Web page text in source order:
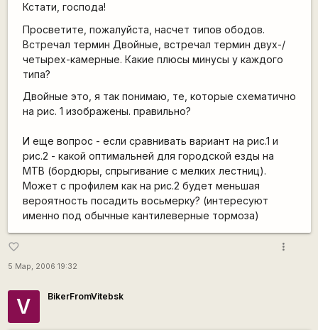
Кстати, господа!
Просветите, пожалуйста, насчет типов ободов.
Встречал термин Двойные, встречал термин двух-/
четырех-камерные. Какие плюсы минусы у каждого
типа?
Двойные это, я так понимаю, те, которые схематично
на рис. 1 изображены. правильно?
И еще вопрос - если сравнивать вариант на рис.1 и
рис.2 - какой оптимальней для городской езды на
МТВ (бордюры, спрыгивание с мелких лестниц).
Может с профилем как на рис.2 будет меньшая
вероятность посадить восьмерку? (интересуют
именно под обычные кантилеверные тормоза)
favorite_border
5 Мар, 2006 19:32
more_vert
V BikerFromVitebsk